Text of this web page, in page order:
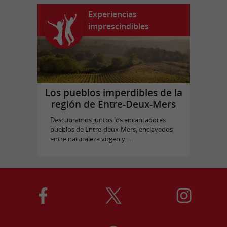
Experiencias
imprescindibles
Los pueblos imperdibles de la
región de Entre-Deux-Mers
Descubramos juntos los encantadores
pueblos de Entre-deux-Mers, enclavados
entre naturaleza virgen y ...